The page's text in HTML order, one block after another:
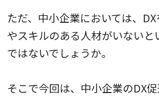
ただ、中小企業においては、
やスキルのある人材がいないと
ではないでしょうか。
そこで今回は、中小企業のDX